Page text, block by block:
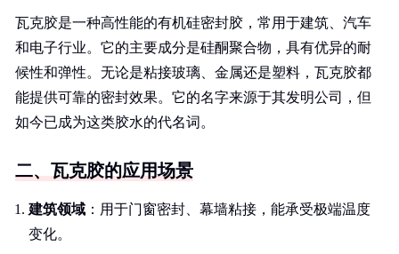
瓦克胶是一种高性能的有机硅密封胶，常用于建筑、汽车
和电子行业。它的主要成分是硅酮聚合物，具有优异的耐
候性和弹性。无论是粘接玻璃、金属还是塑料，瓦克胶都
能提供可靠的密封效果。它的名字来源于其发明公司，但
如今已成为这类胶水的代名词。
二、瓦克胶的应用场景
建筑领域 ：用于门窗密封、幕墙粘接，能承受极端温度
变化。